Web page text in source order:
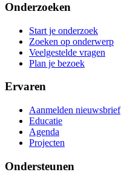
Onderzoeken
Start je onderzoek
Zoeken op onderwerp
Veelgestelde vragen
Plan je bezoek
Ervaren
Aanmelden nieuwsbrief
Educatie
Agenda
Projecten
Ondersteunen